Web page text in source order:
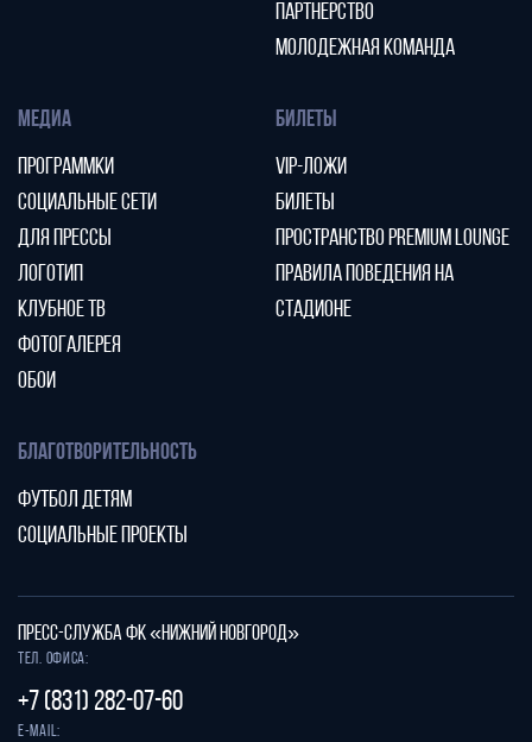
ПАРТНЕРСТВО
МОЛОДЕЖНАЯ КОМАНДА
МЕДИА
ПРОГРАММКИ
СОЦИАЛЬНЫЕ СЕТИ
ДЛЯ ПРЕССЫ
ЛОГОТИП
КЛУБНОЕ ТВ
ФОТОГАЛЕРЕЯ
ОБОИ
БИЛЕТЫ
VIP-ЛОЖИ
БИЛЕТЫ
ПРОСТРАНСТВО PREMIUM LOUNGE
ПРАВИЛА ПОВЕДЕНИЯ НА
СТАДИОНЕ
БЛАГОТВОРИТЕЛЬНОСТЬ
ФУТБОЛ ДЕТЯМ
СОЦИАЛЬНЫЕ ПРОЕКТЫ
ПРЕСС-СЛУЖБА ФК «НИЖНИЙ НОВГОРОД»
Тел. офиса:
+7 (831) 282-07-60
E-mail: